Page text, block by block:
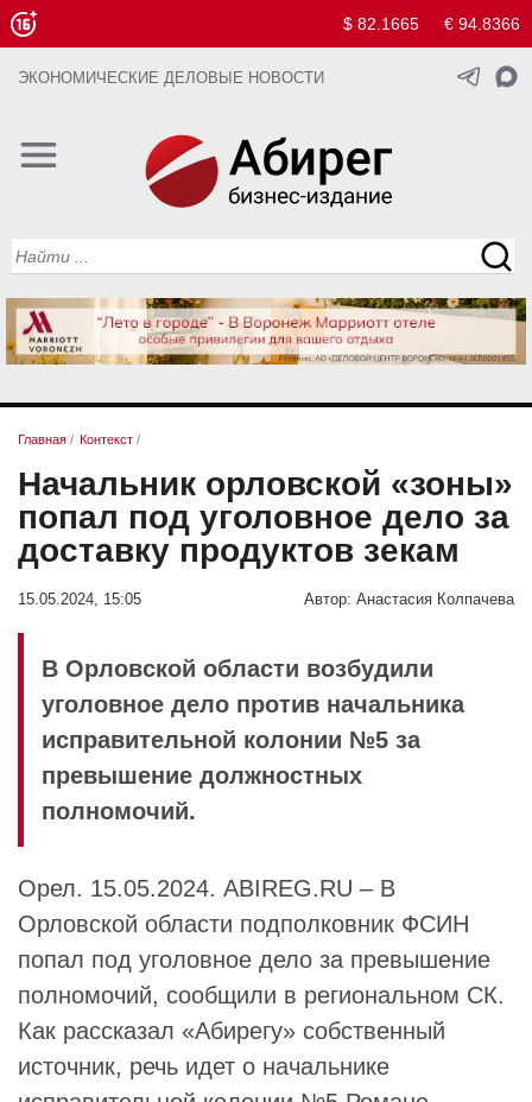
$ 82.1665 € 94.8366
ЭКОНОМИЧЕСКИЕ ДЕЛОВЫЕ НОВОСТИ
Главная / Контекст /
Начальник орловской «зоны»
попал под уголовное дело за
доставку продуктов зекам
15.05.2024, 15:05 Автор: Анастасия Колпачева
В Орловской области возбудили
уголовное дело против начальника
исправительной колонии №5 за
превышение должностных
полномочий.
Орел. 15.05.2024. ABIREG.RU – В
Орловской области подполковник ФСИН
попал под уголовное дело за превышение
полномочий, сообщили в региональном СК.
Как рассказал «Абирегу» собственный
источник, речь идет о начальнике